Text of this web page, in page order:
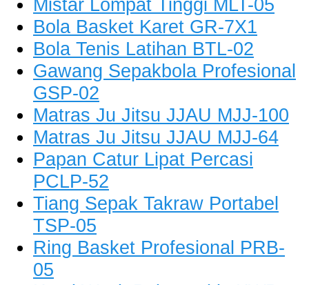
Mistar Lompat Tinggi MLT-05
Bola Basket Karet GR-7X1
Bola Tenis Latihan BTL-02
Gawang Sepakbola Profesional
GSP-02
Matras Ju Jitsu JJAU MJJ-100
Matras Ju Jitsu JJAU MJJ-64
Papan Catur Lipat Percasi
PCLP-52
Tiang Sepak Takraw Portabel
TSP-05
Ring Basket Profesional PRB-
05